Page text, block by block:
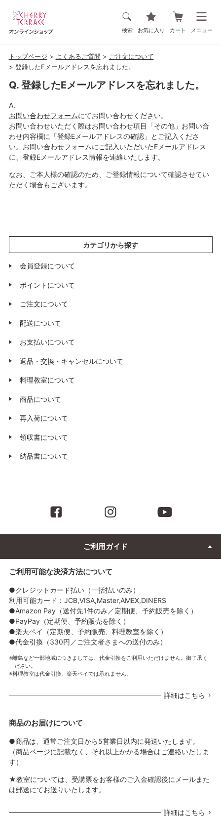
検索 お気に入り カート メニュー
トップページ よくあるご質問
ご注文について
登録したEメールアドレスを忘れました。
登録したEメールアドレスを忘れました。
お問い合わせフォームにてお問い合わせください。
お問い合わせいただく際はお問い合わせ項目「その他」お問い合
わせ内容欄に「登録Eメールアドレスの確認」とご記入くださ
い。お問い合わせフォームにご記入いただいたEメールアドレス
に、登録Eメールアドレス情報を連絡いたします。
なお、ご本人様の確認のため、ご登録情報について確認させてい
ただく場合もございます。
カテゴリから探す
会員登録について
ポイントについて
ご注文について
配送について
お支払いについて
返品・交換・キャンセルについて
料理教室について
商品について
再入荷について
領収書について
納品書について
ご利用ガイド
ご利用可能な決済方法について
●クレジットカード払い（一括払いのみ）
利用可能カード：JCB,VISA,Master,AMEX,DINERS
●Amazon Pay（送付先1件のみ／定期便、予約販売を除く）
●PayPay（定期便、予約販売を除く）
●楽天ペイ（定期便、予約販売、料理教室を除く）
●代金引換（330円／ご注文者さまへの送付のみ）
離島など一部地域につきましては、代金引換をご利用いただけません。御了承く
ださい。
料理教室は代金引換、楽天ペイでは承れません。
詳細はこちら
商品のお届けについて
●商品は、通常ご注文日から5営業日以内に発送いたします。
（商品ページに記載なく、それ以上かかる場合はご連絡いたしま
す）
★教室については、受講票をお客様のご入金確認後にメールまた
は郵送にてお送りいたします。
詳細はこちら